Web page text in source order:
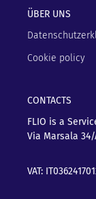
ÜBER UNS
Cookie policy
CONTACTS
FLIO is a
Via Marsala 34/
VAT: